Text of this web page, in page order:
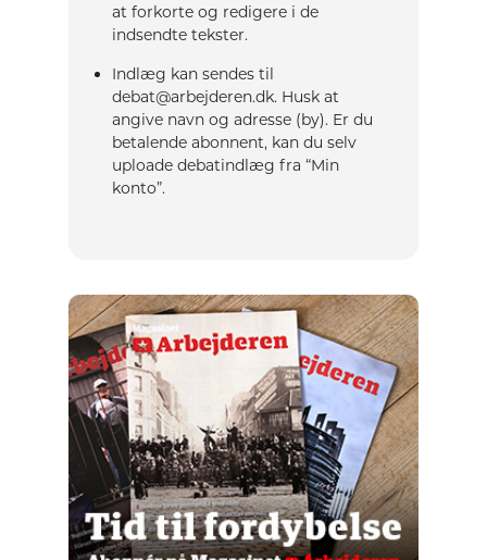
at forkorte og redigere i de
indsendte tekster.
Indlæg kan sendes til
debat@arbejderen.dk. Husk at
angive navn og adresse (by). Er du
betalende abonnent, kan du selv
uploade debatindlæg fra “Min
konto”.